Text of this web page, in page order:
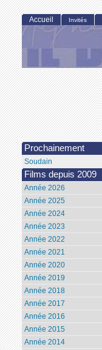
Accueil Invités
Prochainement
Soudain
Films depuis 2009
Année 2026
Année 2025
Année 2024
Année 2023
Année 2022
Année 2021
Année 2020
Année 2019
Année 2018
Année 2017
Année 2016
Année 2015
Année 2014